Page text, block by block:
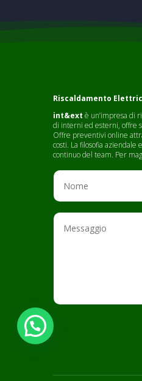
Riscaldamento
int&ext è un’impresa di
di interni ed esterni, offre
Offre preventivi online
costi. La filosofia
continuo del team. Per